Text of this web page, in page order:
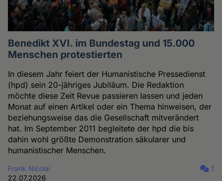
Benedikt XVI. im Bundestag und 15.000
Menschen protestierten
In diesem Jahr feiert der Humanistische Pressedienst
(hpd) sein 20-jähriges Jubiläum. Die Redaktion
möchte diese Zeit Revue passieren lassen und jeden
Monat auf einen Artikel oder ein Thema hinweisen, der
beziehungsweise das die Gesellschaft mitverändert
hat. Im September 2011 begleitete der hpd die bis
dahin wohl größte Demonstration säkularer und
humanistischer Menschen.
Frank Nicolai
22.07.2026
1